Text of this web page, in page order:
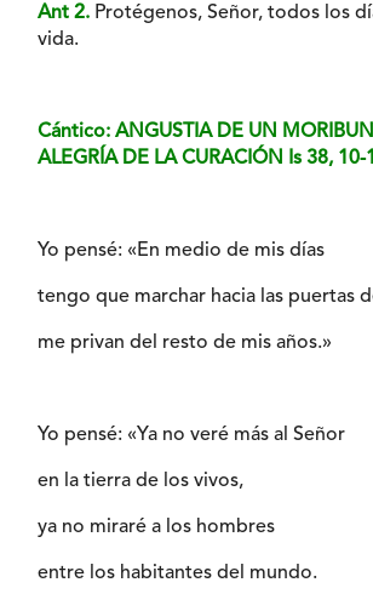
Ant 2. Protégenos, Señor, todos los
vida.
Cántico: ANGUSTIA DE UN
ALEGRÍA DE LA CURACIÓN Is 38, 10-
Yo pensé: «En medio de mis días
tengo que marchar hacia las puertas
me privan del resto de mis años.»
Yo pensé: «Ya no veré más al Señor
en la tierra de los vivos,
ya no miraré a los hombres
entre los habitantes del mundo.